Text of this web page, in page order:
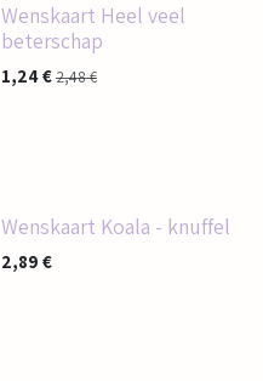
Wenskaart Heel veel
beterschap
1,24€2,48€
Wenskaart Koala - knuffel
2,89 €